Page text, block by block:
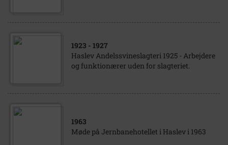
1923 - 1927
Haslev Andelssvineslagteri 1925 - Arbejdere
og funktionærer uden for slagteriet.
1963
Møde på Jernbanehotellet i Haslev i 1963